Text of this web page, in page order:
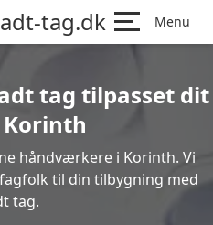
tag.dk Menu
tag tilpasset dit
håndværkere i Korinth. Vi
til din tilbygning med
tag.